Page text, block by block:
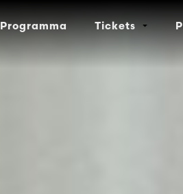
Programma Tickets